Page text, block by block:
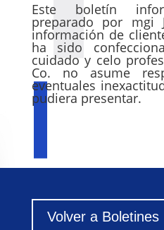
Este boletín
preparado por mgi
información de
ha sido
cuidado y celo
Co. no asume
eventuales
pudiera presentar.
Volver a Boletines